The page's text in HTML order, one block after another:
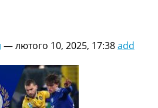
—лютого 10, 2025, 17:38add